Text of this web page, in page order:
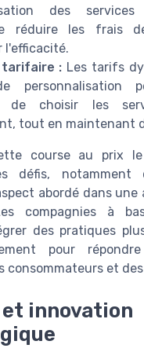
des services
réduire les frais
l'efficacité.
tarifaire : Les tarifs
personnalisation
de choisir les
tout en maintenant
course au prix
défis,
abordé dans
compagnies à
des pratiques
pour
consommateurs et
innovation